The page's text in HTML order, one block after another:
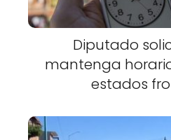
Diputado
mantenga
estados